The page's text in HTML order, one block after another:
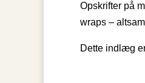
Opskrifter på
wraps –
Dette indlæg